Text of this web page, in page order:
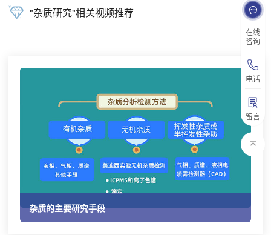
在线
咨询
电话
留言
"杂质研究"相关视频推荐
杂质的主要研究手段